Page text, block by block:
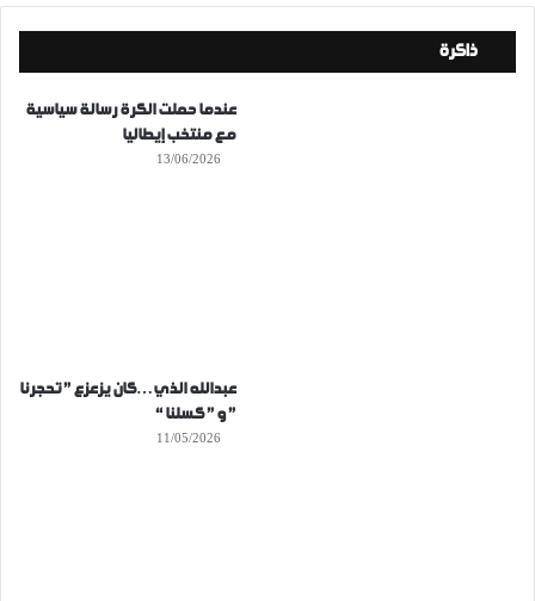
ذاكرة
عندما حملت الكرة رسالة سياسية
مع منتخب إيطاليا
13/06/2026
عبدالله الذي…كان يزعزع ” تحجرنا
” و ” كسلنا “
11/05/2026